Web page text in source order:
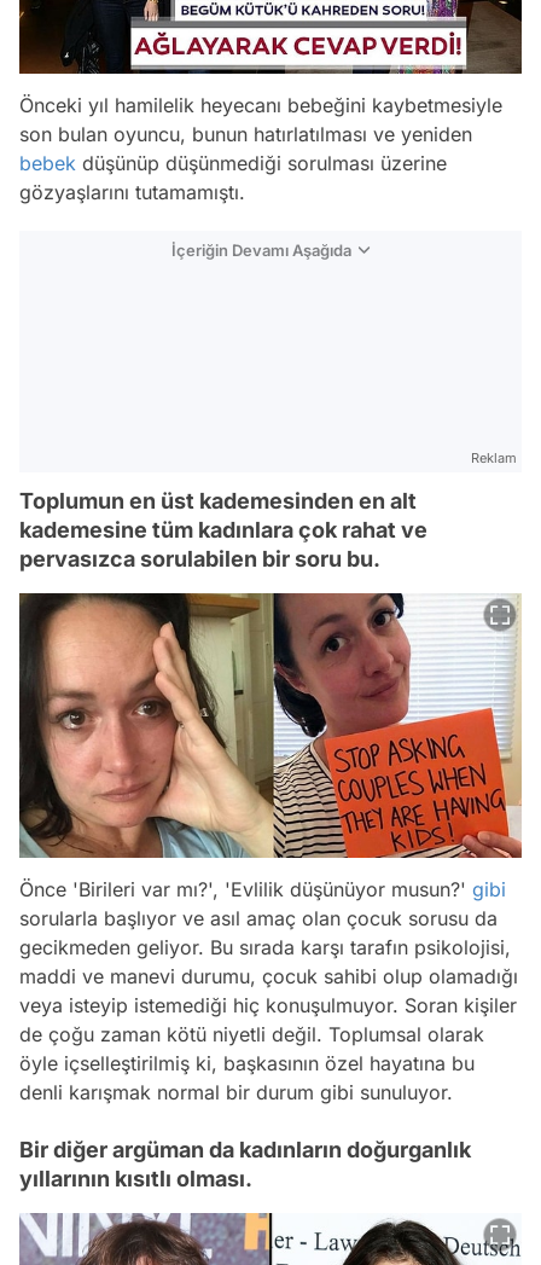
Önceki yıl hamilelik heyecanı bebeğini kaybetmesiyle
son bulan oyuncu, bunun hatırlatılması ve yeniden
bebek düşünüp düşünmediği sorulması üzerine
gözyaşlarını tutamamıştı.
İçeriğin Devamı Aşağıda
Reklam
Toplumun en üst kademesinden en alt
kademesine tüm kadınlara çok rahat ve
pervasızca sorulabilen bir soru bu.
Önce 'Birileri var mı?', 'Evlilik düşünüyor musun?' gibi
sorularla başlıyor ve asıl amaç olan çocuk sorusu da
gecikmeden geliyor. Bu sırada karşı tarafın psikolojisi,
maddi ve manevi durumu, çocuk sahibi olup olamadığı
veya isteyip istemediği hiç konuşulmuyor. Soran kişiler
de çoğu zaman kötü niyetli değil. Toplumsal olarak
öyle içselleştirilmiş ki, başkasının özel hayatına bu
denli karışmak normal bir durum gibi sunuluyor.
Bir diğer argüman da kadınların doğurganlık
yıllarının kısıtlı olması.